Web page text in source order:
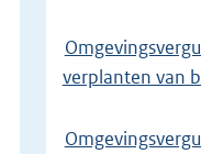
verplanten van